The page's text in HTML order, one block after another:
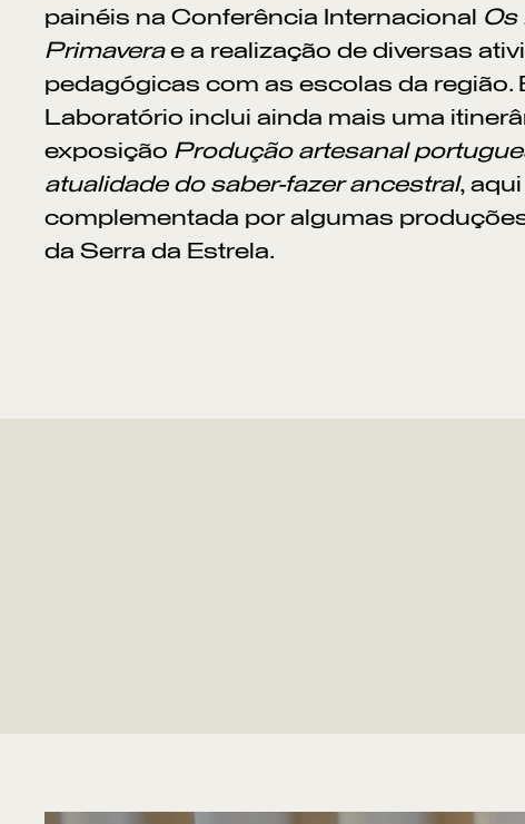
painéis na Conferência Internacional Os
Primaverae a realização de diversas
pedagógicas com as escolas da região.
Laboratório inclui ainda mais uma
exposição Produção artesanal
atualidade do saber-fazer ancestral, aqui
complementada por algumas
da Serra da Estrela.